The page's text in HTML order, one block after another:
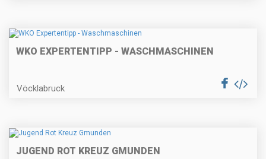
WKO EXPERTENTIPP - WASCHMASCHINEN
Vöcklabruck
JUGEND ROT KREUZ GMUNDEN